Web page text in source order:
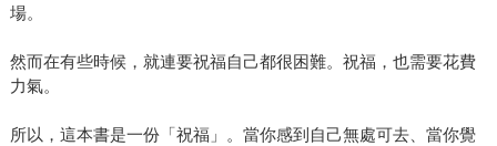
場。
然而在有些時候，就連要祝福自己都很困難。祝福，也需要花費
力氣。
所以，這本書是一份「祝福」。當你感到自己無處可去、當你覺